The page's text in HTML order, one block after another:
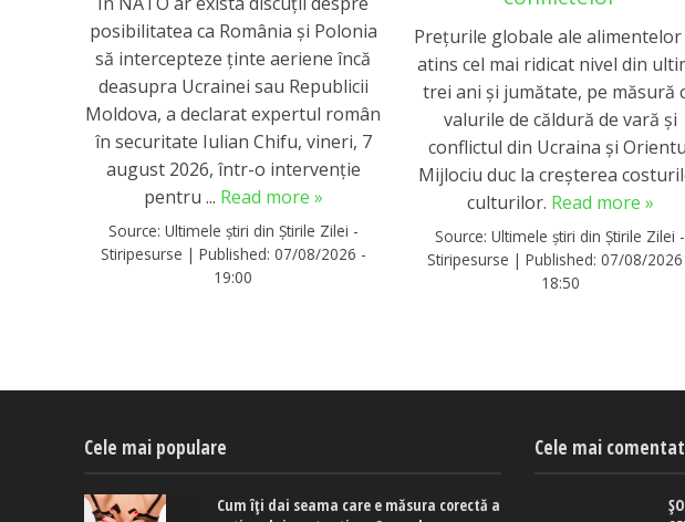
posibilitatea ca România și Polonia
să intercepteze ținte aeriene încă
deasupra Ucrainei sau Republicii
Moldova, a declarat expertul român
în securitate Iulian Chifu, vineri, 7
august 2026, într-o intervenție
pentru ... Read more »
Source: Ultimele știri din Știrile Zilei -
Stiripesurse | Published: 07/08/2026 -
19:00
Prețurile globale ale alimentelor
atins cel mai ridicat nivel din
trei ani și jumătate, pe măsură
valurile de căldură de vară și
conflictul din Ucraina și
Mijlociu duc la creșterea
culturilor. Read more »
Source:Ultimele știri din Știrile Zilei -
Stiripesurse |Published:07/08/
18:50
Cele mai populare
Cum îți dai seama care e măsura corectă a
Cele mai